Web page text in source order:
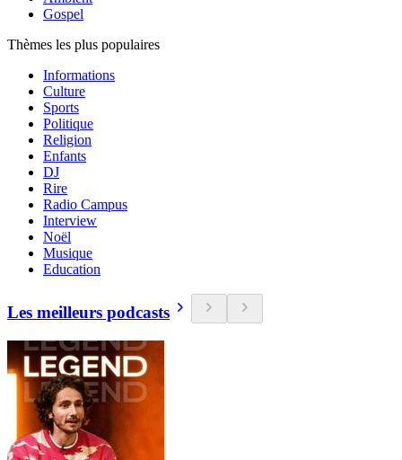
Gospel
Thèmes les plus populaires
Informations
Culture
Sports
Politique
Religion
Enfants
DJ
Rire
Radio Campus
Interview
Noël
Musique
Education
Les meilleurs podcasts